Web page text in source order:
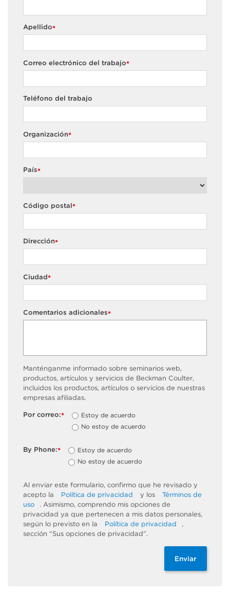
*
Apellido
*
Correo electrónico del trabajo
Teléfono del trabajo
*
Organización
*
País
*
Código postal
*
Dirección
*
Ciudad
*
Comentarios adicionales
Manténganme informado sobre seminarios web,
productos, artículos y servicios de Beckman Coulter,
incluidos los productos, artículos o servicios de nuestras
empresas afiliadas.
*
Por correo:
Estoy de acuerdo
No estoy de acuerdo
*
By Phone:
Estoy de acuerdo
No estoy de acuerdo
Al enviar este formulario, confirmo que he revisado y
acepto la
Política de privacidad y los
Términos de
uso
. Asimismo, comprendo mis opciones de
privacidad ya que pertenecen a mis datos personales,
según lo previsto en la
Política de privacidad
,
sección “Sus opciones de privacidad”.
Enviar